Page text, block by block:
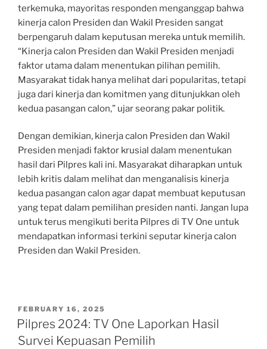
terkemuka, mayoritas responden menganggap bahwa
kinerja calon Presiden dan Wakil Presiden sangat
berpengaruh dalam keputusan mereka untuk memilih.
“Kinerja calon Presiden dan Wakil Presiden menjadi
faktor utama dalam menentukan pilihan pemilih.
Masyarakat tidak hanya melihat dari popularitas, tetapi
juga dari kinerja dan komitmen yang ditunjukkan oleh
kedua pasangan calon,” ujar seorang pakar politik.
Dengan demikian, kinerja calon Presiden dan Wakil
Presiden menjadi faktor krusial dalam menentukan
hasil dari Pilpres kali ini. Masyarakat diharapkan untuk
lebih kritis dalam melihat dan menganalisis kinerja
kedua pasangan calon agar dapat membuat keputusan
yang tepat dalam pemilihan presiden nanti. Jangan lupa
untuk terus mengikuti berita Pilpres di TV One untuk
mendapatkan informasi terkini seputar kinerja calon
Presiden dan Wakil Presiden.
POSTED
ON
FEBRUARY 16, 2025
Pilpres 2024: TV One Laporkan Hasil
Survei Kepuasan Pemilih